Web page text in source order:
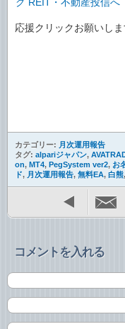
応援クリックお願いし
カテゴリー: 月次運用報告
タグ: alpariジャパン,
on, MT4, PegSystem ver2, お
ド, 月次運用報告, 無料EA, 白熊,
コメントを入れる